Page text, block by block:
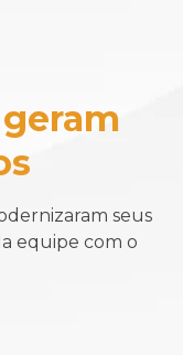
seus
equipe com o